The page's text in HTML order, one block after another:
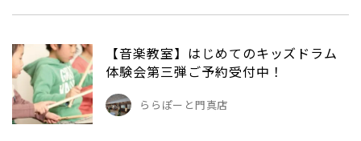
【音楽教室】はじめてのキッズドラム
体験会第三弾ご予約受付中！
ららぽーと門真店